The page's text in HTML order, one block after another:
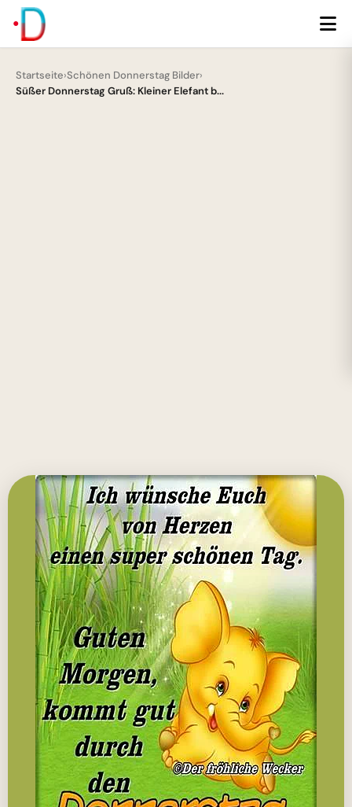
Startseite›Schönen Donnerstag Bilder›
Süßer Donnerstag Gruß: Kleiner Elefant b...